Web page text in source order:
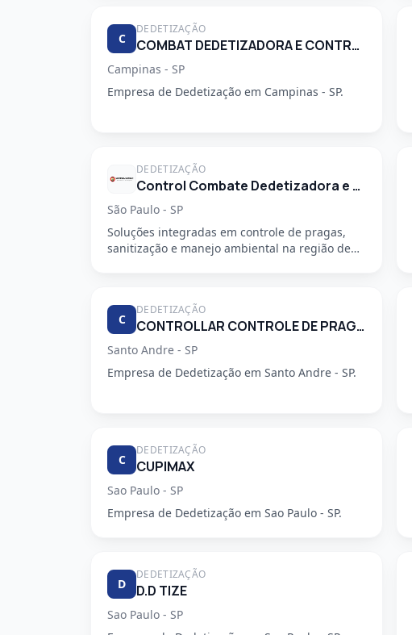
C
DEDETIZAÇÃO
COMBAT DEDETIZADORA E CONTROLE DE PRAGAS URBANAS
Campinas - SP
Empresa de Dedetização em Campinas - SP.
DEDETIZAÇÃO
Control Combate Dedetizadora e Desentupidora
São Paulo - SP
Soluções integradas em controle de pragas,
sanitização e manejo ambiental na região de
C
DEDETIZAÇÃO
CONTROLLAR CONTROLE DE PRAGAS URBANAS
Santo Andre - SP
Empresa de Dedetização em Santo Andre - SP.
C
DEDETIZAÇÃO
CUPIMAX
Sao Paulo - SP
Empresa de Dedetização em Sao Paulo - SP.
D
DEDETIZAÇÃO
D.D TIZE
Sao Paulo - SP